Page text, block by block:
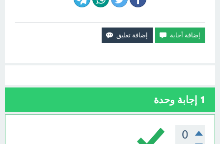
1 إجابة وحدة
0